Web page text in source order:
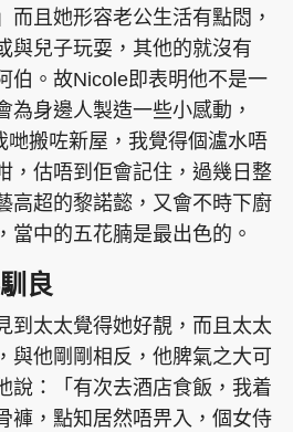
而且她形容老公生活有點悶，
與兒子玩耍，其他的就沒有
伯。故Nicole即表明他不是一
為身邊人製造一些小感動，
哋搬咗新屋，我覺得個瀘水唔
，估唔到佢會記住，過幾日整
高超的黎諾懿，又會不時下廚
當中的五花腩是最出色的。
良
到太太覺得她好靚，而且太太
與他剛剛相反，他脾氣之大可
說：「有次去酒店食飯，我着
褲，點知居然唔畀入，個女侍